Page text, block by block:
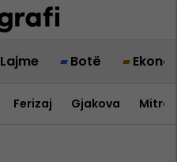
Lajme Botë
Ferizaj Gjakova